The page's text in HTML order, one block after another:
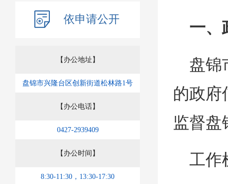
依申请公开
【办公地址】
盘锦市兴隆台区创新街道松林路1号
【办公电话】
0427-2939409
【办公时间】
8:30-11:30，13:30-17:30
一、
盘锦
的政府
监督盘
工作